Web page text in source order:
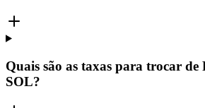
Quais são as taxas para trocar
SOL?